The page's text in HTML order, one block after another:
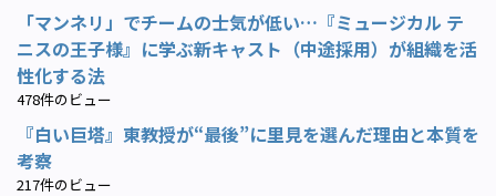
「マンネリ」でチームの士気が低い…『ミュージカル テ
ニスの王子様』に学ぶ新キャスト（中途採用）が組織を活
性化する法
478件のビュー
『白い巨塔』東教授が“最後”に里見を選んだ理由と本質を
考察
217件のビュー